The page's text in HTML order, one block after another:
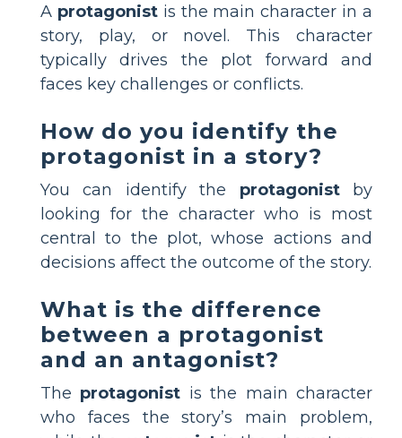
A protagonistis the main character in a
story, play, or novel. This character
typically drives the plot forward and
faces key challenges or conflicts.
How do you identify the
protagonist in a story?
You can identify the protagonistby
looking for the character who is most
central to the plot, whose actions and
decisions affect the outcome of the story.
What is the difference
between a protagonist
and an antagonist?
The protagonist is the main character
who faces the story’s main problem,